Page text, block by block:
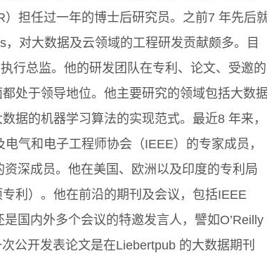
担任过一年的博士后研究员。之前7 年先后
对大数据及云领域的工程研发贡献颇多。目
行总监。他的研发团队在专利、论文、受邀的
处于领导地位。他主要研究的领域包括大数
据的机器学习算法的实现范式。最近8 年来，
气和电子工程师协会（IEEE）的专家成员，
深成员。他在美国、欧洲以及印度的专利局
利）。他在前沿的期刊及会议，包括IEEE
国内外多个会议的特邀发言人，譬如O’Reilly
公开发表论文是在Liebertpub 的大数据期刊